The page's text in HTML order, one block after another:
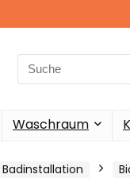
Search
for:
Waschraum
Badinstallation